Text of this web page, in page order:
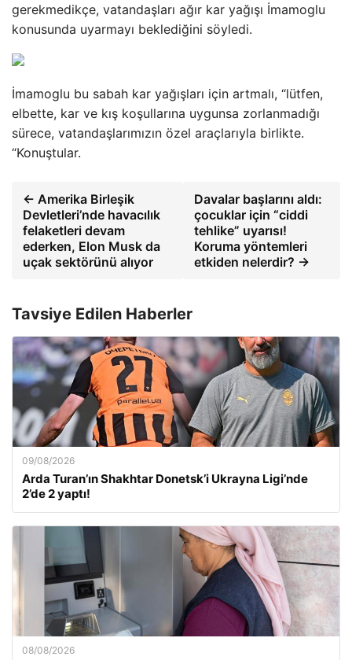
gerekmedikçe, vatandaşları ağır kar yağışı İmamoglu
konusunda uyarmayı beklediğini söyledi.
İmamoglu bu sabah kar yağışları için artmalı, “lütfen,
elbette, kar ve kış koşullarına uygunsa zorlanmadığı
sürece, vatandaşlarımızın özel araçlarıyla birlikte.
“Konuştular.
← Amerika Birleşik
Devletleri’nde havacılık
felaketleri devam
ederken, Elon Musk da
uçak sektörünü alıyor
Davalar başlarını aldı:
çocuklar için “ciddi
tehlike” uyarısı!
Koruma yöntemleri
etkiden nelerdir? →
Tavsiye Edilen Haberler
09/08/2026
Arda Turan’ın Shakhtar Donetsk’i Ukrayna Ligi’nde
2’de 2 yaptı!
08/08/2026